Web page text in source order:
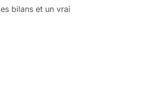
bilans et un vrai